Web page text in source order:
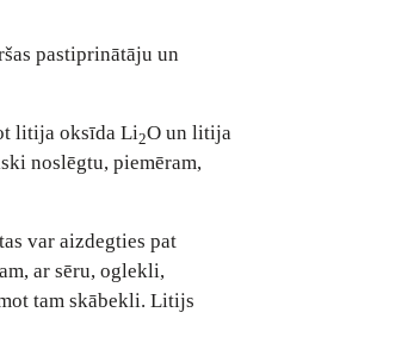
pastiprinātāju un
litija oksīda Li2O un litija
noslēgtu, piemēram,
var aizdegties pat
ar sēru, oglekli,
tam skābekli. Litijs